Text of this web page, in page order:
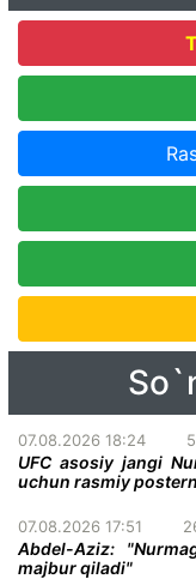
07.08.2026 18:24
UFC asosiy jangi
uchun rasmiy
07.08.2026 17:51
Abdel-Aziz:
majbur qiladi"